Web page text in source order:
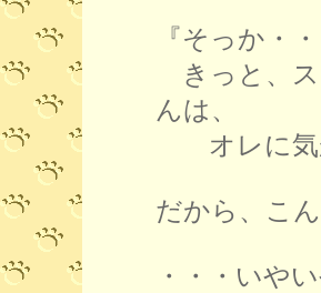
『そっか・・
きっと、ス
んは、
オレに気
だから、こ
・・・いや